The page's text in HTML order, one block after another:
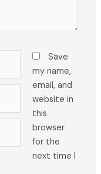
Save
my name,
email, and
website in
this
browser
for the
next time I